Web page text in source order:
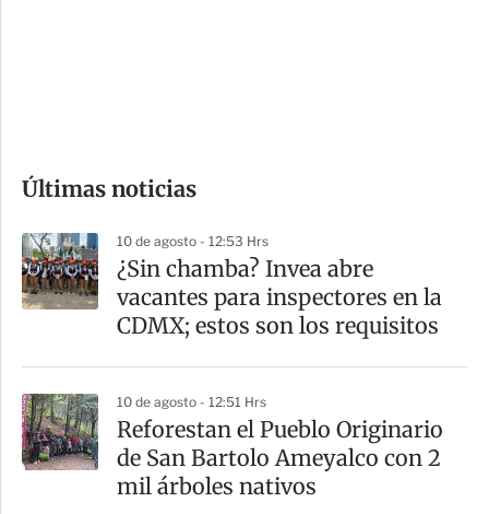
m
a
r
t
Últimas noticias
10 de agosto - 12:53 Hrs
¿Sin chamba? Invea abre
vacantes para inspectores en la
CDMX; estos son los requisitos
10 de agosto - 12:51 Hrs
Reforestan el Pueblo Originario
de San Bartolo Ameyalco con 2
mil árboles nativos